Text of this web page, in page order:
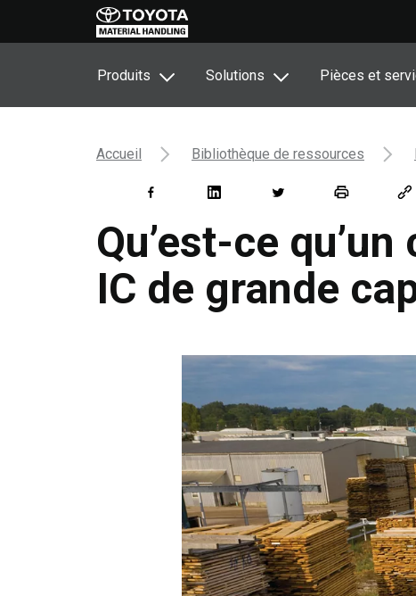
Produits Solutions Pièces et
Accueil Bibliothèque de ressources
Qu’est-ce
IC de grande